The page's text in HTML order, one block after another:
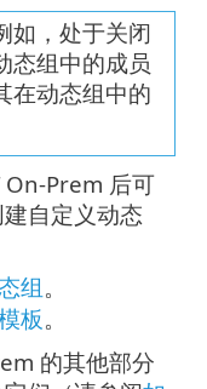
如，处于关闭
态组中的成员
在动态组中的
On-Prem 后可
自定义动态
组。
板。
的其他部分